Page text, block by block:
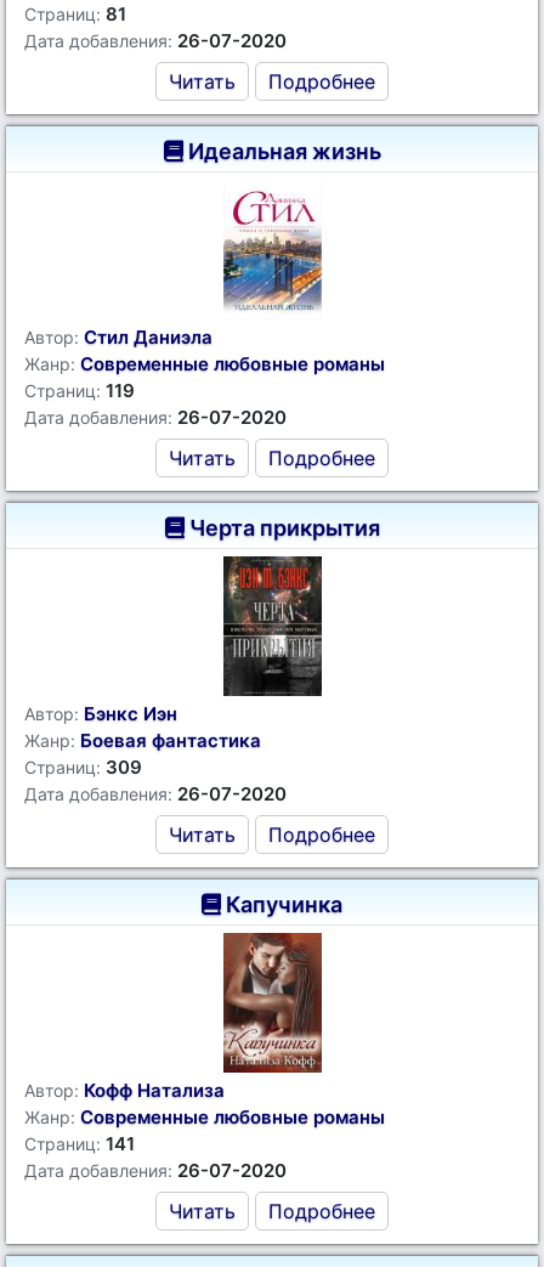
Страниц: 81
Дата добавления: 26-07-2020
Читать Подробнее
Идеальная жизнь
Автор: Стил Даниэла
Жанр: Современные любовные романы
Страниц: 119
Дата добавления: 26-07-2020
Читать Подробнее
Черта прикрытия
Автор: Бэнкс Иэн
Жанр: Боевая фантастика
Страниц: 309
Дата добавления: 26-07-2020
Читать Подробнее
Капучинка
Автор: Кофф Натализа
Жанр: Современные любовные романы
Страниц: 141
Дата добавления: 26-07-2020
Читать Подробнее